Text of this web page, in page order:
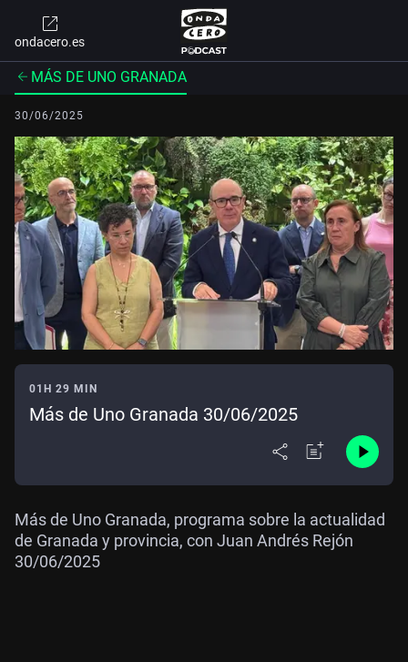
ondacero.es
MÁS DE UNO GRANADA
30/06/2025
01H 29 MIN
Más de Uno Granada 30/06/2025
Más de Uno Granada, programa sobre la actualidad
de Granada y provincia, con Juan Andrés Rejón
30/06/2025